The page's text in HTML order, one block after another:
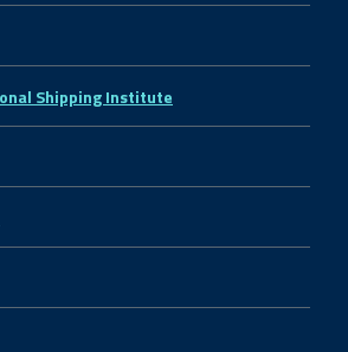
Shipping Institute